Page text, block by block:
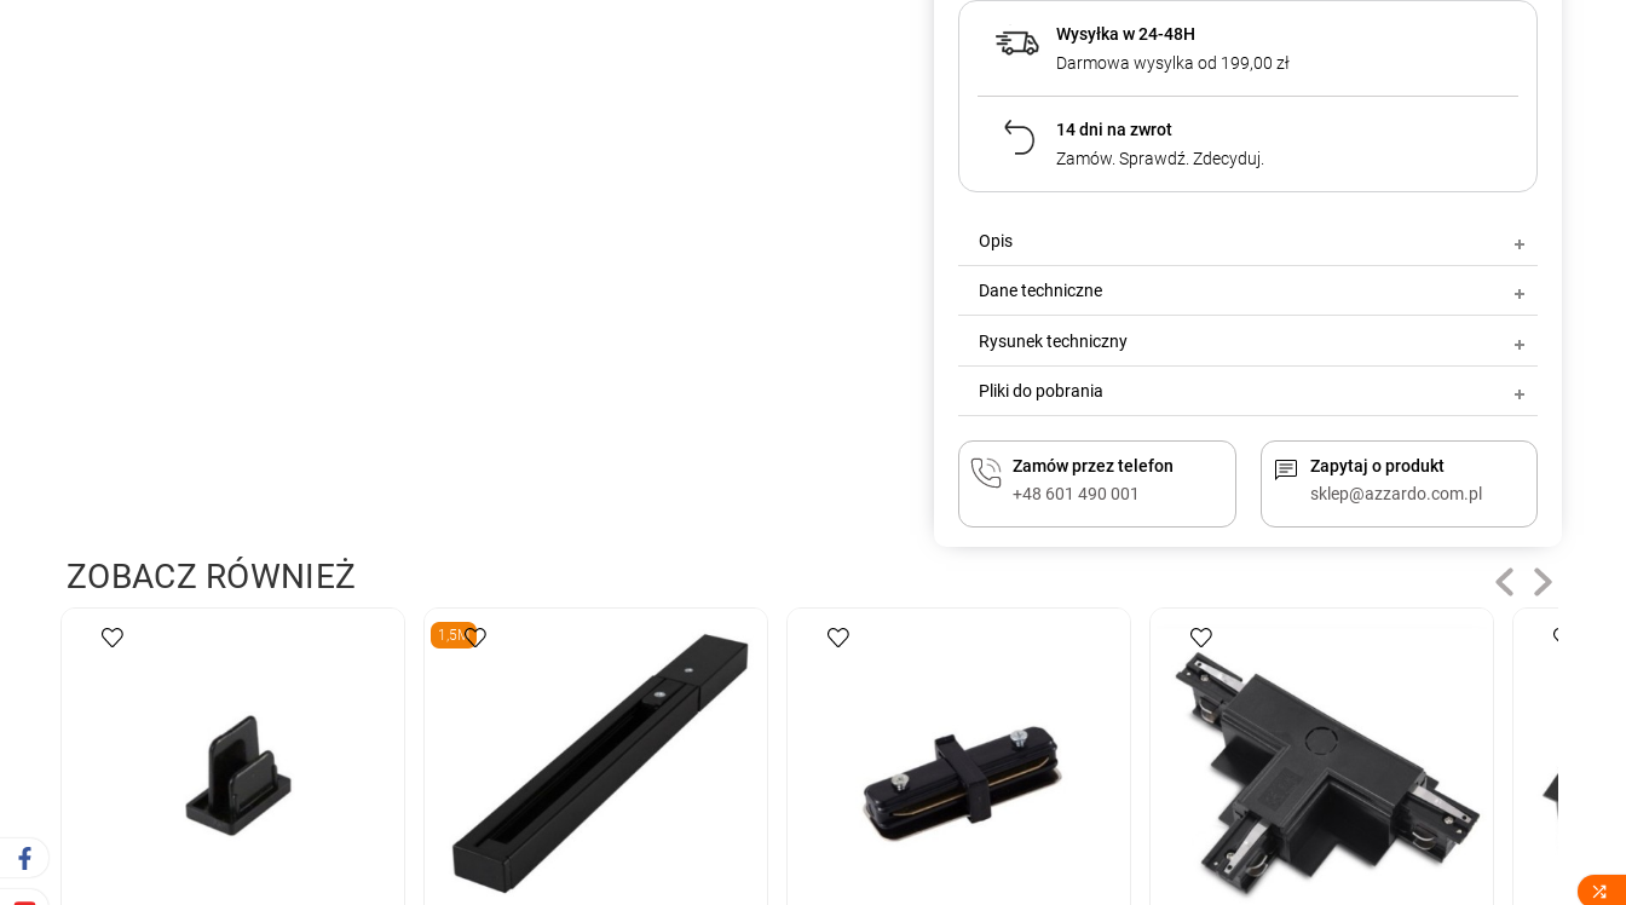
Wysyłka w 24-48H
Darmowa wysylka od 199,00 zł
14 dni na zwrot
Zamów. Sprawdź. Zdecyduj.
Opis
Dane techniczne
Rysunek techniczny
Pliki do pobrania
Zamów przez telefon
+48 601 490 001
Zapytaj o produkt
sklep@azzardo.com.pl
ZOBACZ RÓWNIEŻ
1,5M
